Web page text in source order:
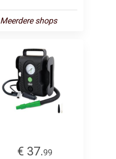
Meerdere shops
€ 37.99